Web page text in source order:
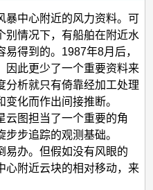
暴中心附近的风力资料。可
别情况下，有船舶在附近水
得到的。1987年8月后，
因此更少了一个重要资料来
分析就只有倚靠经加工处理
化而作出间接推断。
云图担当了一个重要的角
步追踪的观测基础。
易办。但假如没有风眼的
心附近云块的相对移动，来